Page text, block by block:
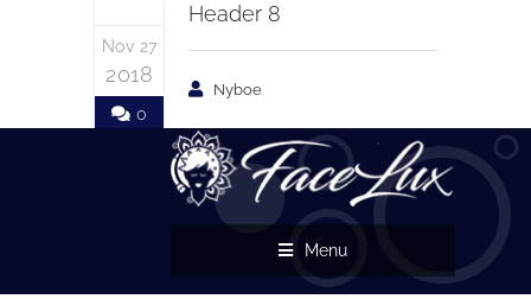
Nov 27
2018
0
Header 8
Nyboe
Menu